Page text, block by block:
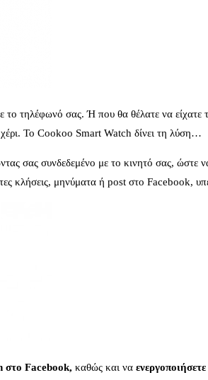
τηλέφωνό σας. Ή που θα θέλατε να είχατε
χέρι. Το Cookoo Smart Watch δίνει τη λύση…
σας συνδεδεμένο με το κινητό σας, ώστε
κλήσεις, μηνύματα ή post στο Facebook,
στο Facebook, καθώς και να